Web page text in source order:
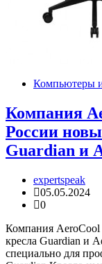
Компьютеры
Компания
России
Guardian и
expertspeak
05.05.2024
0
Компания AeroCool
кресла Guardian и
специально для